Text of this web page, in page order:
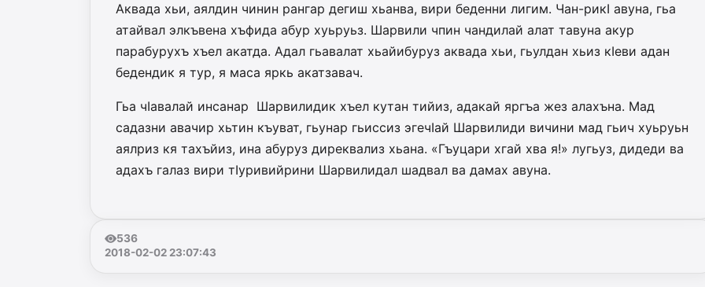
Аквада хьи, аялдин чинин рангар дегиш хьанва, вири беденни лигим. Чан-рикI авуна, гьа
атайвал элкъвена хъфида абур хуьруьз. Шарвили чпин чандилай алат тавуна акур
парабурухъ хъел акатда. Адал гьавалат хьайибуруз аквада хьи, гьулдан хьиз кIеви адан
бедендик я тур, я маса яркь акатзавач.
Гьа чIавалай инсанар Шарвилидик хъел кутан тийиз, адакай яргъа жез алахъна. Мад
садазни авачир хьтин къуват, гьунар гьиссиз эгечIай Шарвилиди вичини мад гьич хуьруьн
аялриз кя тахъйиз, ина абуруз диреквализ хьана. «Гъуцари хгай хва я!» лугьуз, дидеди ва
адахъ галаз вири тIуривийрини Шарвилидал шадвал ва дамах авуна.
536
2018-02-02 23:07:43